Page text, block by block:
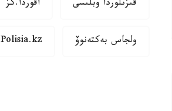
قىزىلوردا وبلىسى اقوردا.كز
ولجاس بەكتەنوۆ Polisia.kz